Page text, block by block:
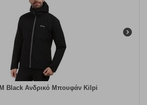
Black Ανδρικό Μπουφάν Kilpi